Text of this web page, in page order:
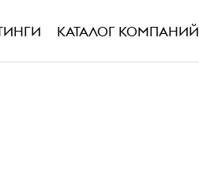
КАТАЛОГ КОМПАНИЙ